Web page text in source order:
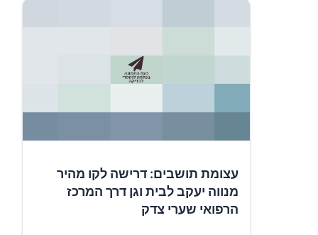
עצומת תושבים: דרישה לקו מהיר
מנווה יעקב לבית וגן דרך המרכז
הרפואי שערי צדק